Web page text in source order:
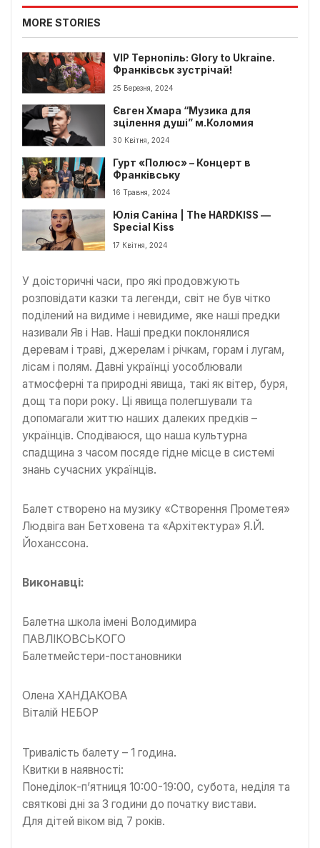
MORE STORIES
VIP Тернопіль: Glory to Ukraine.
Франківськ зустрічай!
25 Березня, 2024
Євген Хмара “Музика для
зцілення душі” м.Коломия
30 Квітня, 2024
Гурт «Полюс» – Концерт в
Франківську
16 Травня, 2024
Юлія Саніна | The HARDKISS —
Special Kiss
17 Квітня, 2024
У доісторичні часи, про які продовжують
розповідати казки та легенди, світ не був чітко
поділений на видиме і невидиме, яке наші предки
називали Яв і Нав. Наші предки поклонялися
деревам і траві, джерелам і річкам, горам і лугам,
лісам і полям. Давні українці уособлювали
атмосферні та природні явища, такі як вітер, буря,
дощ та пори року. Ці явища полегшували та
допомагали життю наших далеких предків –
українців. Сподіваюся, що наша культурна
спадщина з часом посяде гідне місце в системі
знань сучасних українців.
Балет створено на музику «Створення Прометея»
Людвіга ван Бетховена та «Архітектура» Я.Й.
Йоханссона.
Виконавці:
Балетна школа імені Володимира
ПАВЛІКОВСЬКОГО
Балетмейстери-постановники
Олена ХАНДАКОВА
Віталій НЕБОР
Тривалість балету – 1 година.
Квитки в наявності:
Понеділок-п’ятниця 10:00-19:00, субота, неділя та
святкові дні за 3 години до початку вистави.
Для дітей віком від 7 років.